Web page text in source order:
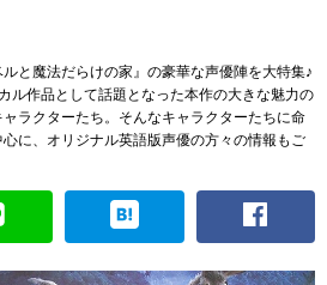
と魔法だらけの家』の豪華な声優陣を大特集♪
ル作品として話題となった本作の大きな魅力の
ラクターたち。そんなキャラクターたちに命
に、オリジナル英語版声優の方々の情報もご